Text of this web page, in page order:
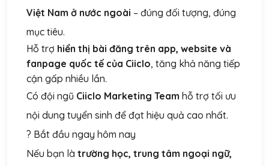
Việt Nam ở nước ngoài – đúng đối tượng, đúng
mục tiêu.
Hỗ trợ hiển thị bài đăng trên app, website và
fanpage quốc tế của Ciiclo, tăng khả năng tiếp
cận gấp nhiều lần.
Có đội ngũ Ciiclo Marketing Team hỗ trợ tối ưu
nội dung tuyển sinh để đạt hiệu quả cao nhất.
? Bắt đầu ngay hôm nay
Nếu bạn là trường học, trung tâm ngoại ngữ,